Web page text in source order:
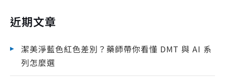
近期文章
潔美淨藍色紅色差別？藥師帶你看懂 DMT 與 AI 系
列怎麼選